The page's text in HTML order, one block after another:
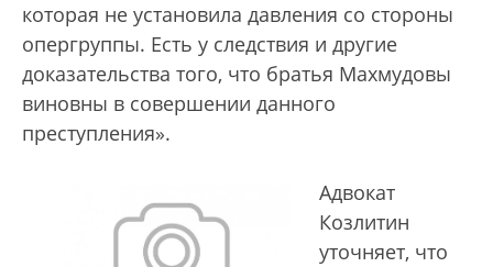
которая не установила давления со стороны
опергруппы. Есть у следствия и другие
доказательства того, что братья Махмудовы
виновны в совершении данного
преступления».
Адвокат
Козлитин
уточняет, что